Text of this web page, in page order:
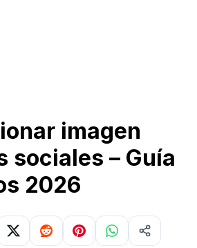
imagen
sociales – Guía
2026